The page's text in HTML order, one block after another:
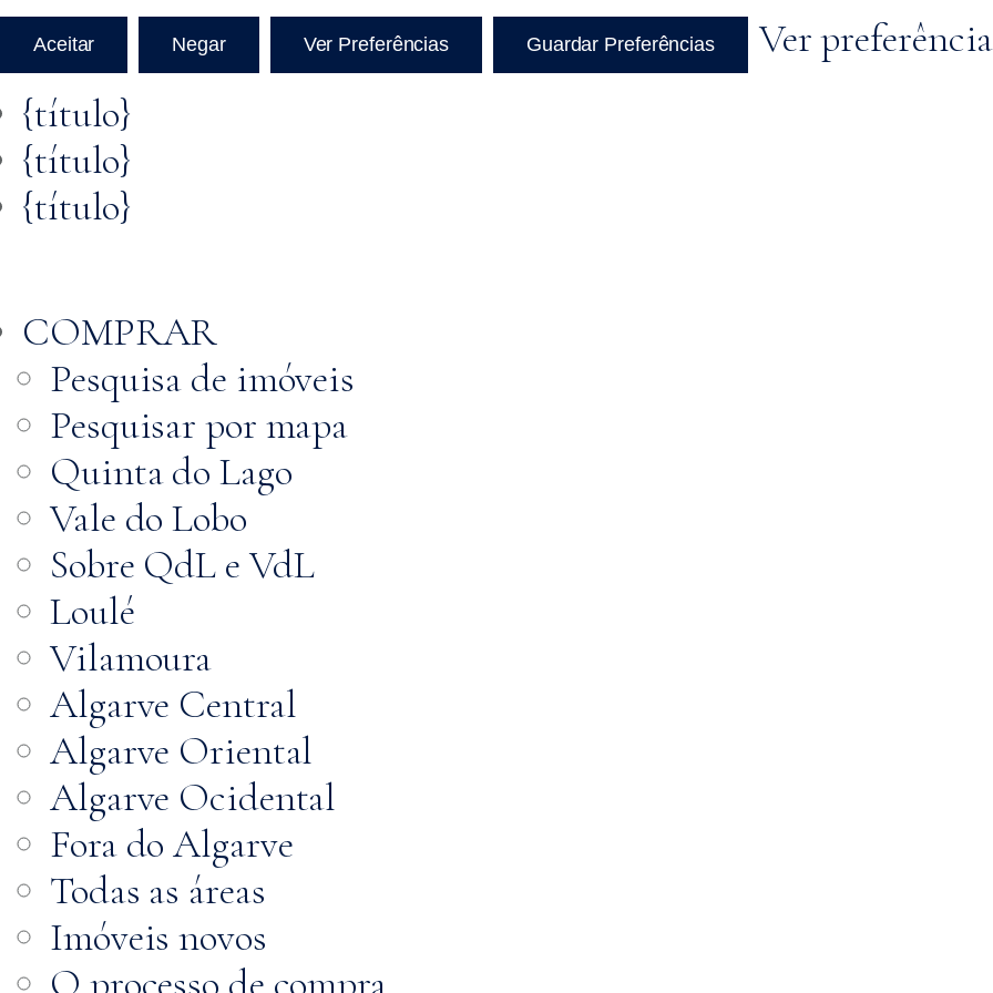
Aceitar Negar Ver Preferências Guardar Preferências
Ver
{título}
{título}
{título}
COMPRAR
Pesquisa de imóveis
Pesquisar por mapa
Quinta do Lago
Vale do Lobo
Sobre QdL e VdL
Loulé
Vilamoura
Algarve Central
Algarve Oriental
Algarve Ocidental
Fora do Algarve
Todas as áreas
Imóveis novos